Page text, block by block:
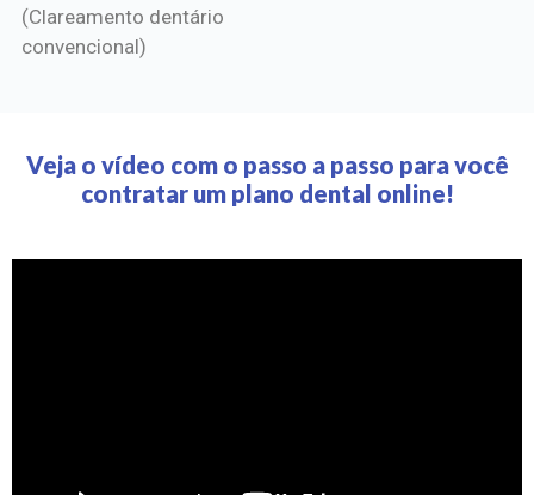
(Clareamento dentário
convencional)
Veja o vídeo com o passo a passo para você
contratar um plano dental online!